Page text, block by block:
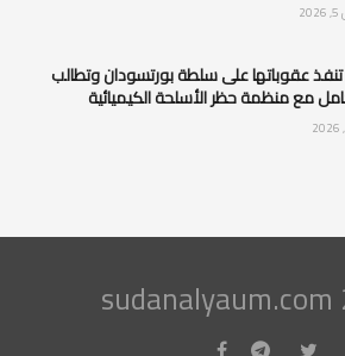
عقوباتها على سلطة بورتسودان وتطالب
مع منظمة حظر الأسلحة الكيميائية